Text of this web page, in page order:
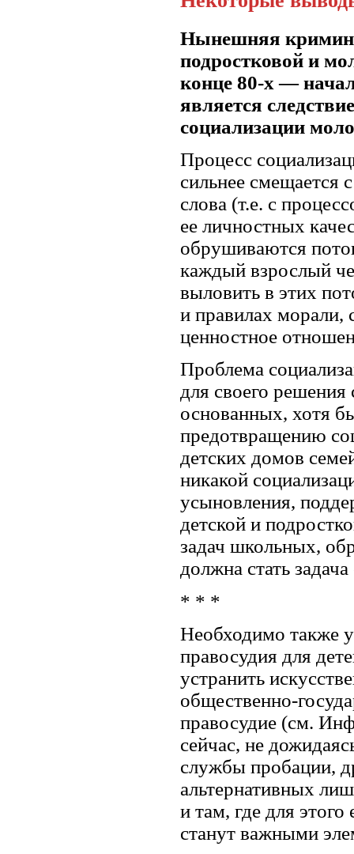
Нынешняя
подростковой и
конце 80-х —
является
социализации
Процесс
сильнее смещается
слова (т.е. с
ее личностных
обрушиваются
каждый взрослый
выловить в этих
и правилах морали,
ценностное
Проблема
для своего
основанных, хотя
предотвращению
детских домов
никакой
усыновления,
детской и
задач школьных,
должна стать
* * *
Необходимо также
правосудия для
устранить
общественно-
правосудие (см.
сейчас, не
службы пробации,
альтернативных
и там, где для
станут важными